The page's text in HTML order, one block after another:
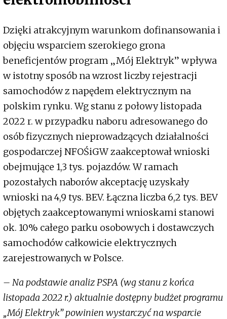
Dzięki atrakcyjnym warunkom dofinansowania i
objęciu wsparciem szerokiego grona
beneficjentów program „Mój Elektryk” wpływa
w istotny sposób na wzrost liczby rejestracji
samochodów z napędem elektrycznym na
polskim rynku. Wg stanu z połowy listopada
2022 r. w przypadku naboru adresowanego do
osób fizycznych nieprowadzących działalności
gospodarczej NFOŚiGW zaakceptował wnioski
obejmujące 1,3 tys. pojazdów. W ramach
pozostałych naborów akceptację uzyskały
wnioski na 4,9 tys. BEV. Łączna liczba 6,2 tys. BEV
objętych zaakceptowanymi wnioskami stanowi
ok. 10% całego parku osobowych i dostawczych
samochodów całkowicie elektrycznych
zarejestrowanych w Polsce.
– Na podstawie analiz PSPA (wg stanu z końca
listopada 2022 r.) aktualnie dostępny budżet programu
„Mój Elektryk” powinien wystarczyć na wsparcie